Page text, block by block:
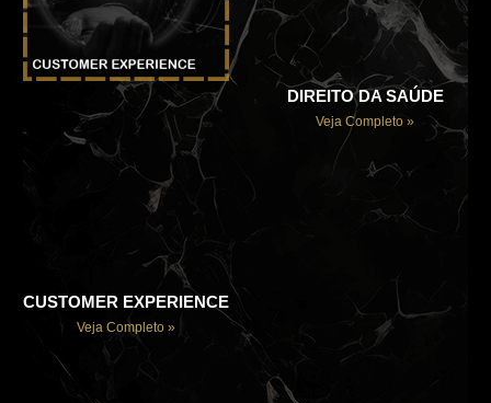
CUSTOMER EXPERIENCE
Veja Completo »
DIREITO DA SAÚDE
Veja Completo »